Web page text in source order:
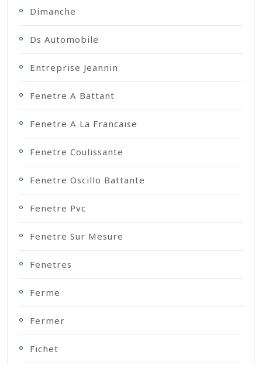
Dimanche
Ds Automobile
Entreprise Jeannin
Fenetre A Battant
Fenetre A La Francaise
Fenetre Coulissante
Fenetre Oscillo Battante
Fenetre Pvc
Fenetre Sur Mesure
Fenetres
Ferme
Fermer
Fichet